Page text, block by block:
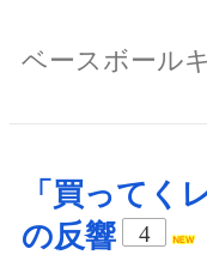
ベースボール
「買ってく
の反響
4